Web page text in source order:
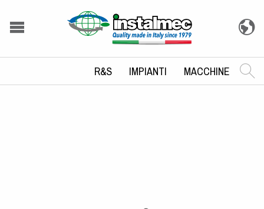
R&S IMPIANTI MACCHINE